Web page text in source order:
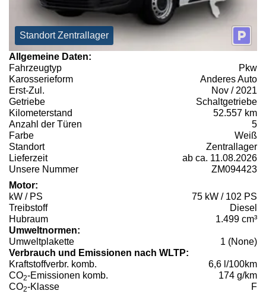
Standort Zentrallager
Allgemeine Daten:
Fahrzeugtyp
Pkw
Karosserieform
Anderes Auto
Erst-Zul.
Nov / 2021
Getriebe
Schaltgetriebe
Kilometerstand
52.557 km
Anzahl der Türen
5
Farbe
Weiß
Standort
Zentrallager
Lieferzeit
ab ca. 11.08.2026
Unsere Nummer
ZM094423
Motor:
kW / PS
75 kW / 102 PS
Treibstoff
Diesel
Hubraum
1.499 cm³
Umweltnormen:
Umweltplakette
1 (None)
Verbrauch und Emissionen nach WLTP:
Kraftstoffverbr. komb.
6,6 l/100km
CO2-Emissionen komb.
174 g/km
CO2-Klasse F